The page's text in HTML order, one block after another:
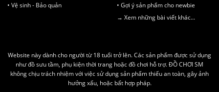
• Vệ sinh - Bảo quản
• Gợi ý sản phẩm cho newbie
→ Xem những bài viết khác...
Website này dành cho người từ 18 tuổi trở lên. Các sản phẩm được sử dụng
như đồ sưu tầm, phụ kiện thời trang hoặc đồ chơi hỗ trợ. ĐỒ CHƠI SM
không chịu trách nhiệm với việc sử dụng sản phẩm thiếu an toàn, gây ảnh
hưởng xấu, hoặc bất hợp pháp.